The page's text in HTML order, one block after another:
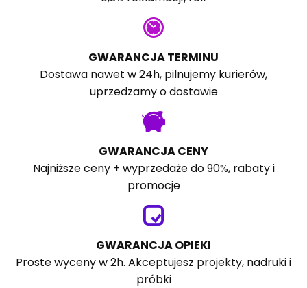
GWARANCJA TERMINU
Dostawa nawet w 24h, pilnujemy kurierów,
uprzedzamy o dostawie
GWARANCJA CENY
Najniższe ceny + wyprzedaże do 90%, rabaty i
promocje
GWARANCJA OPIEKI
Proste wyceny w 2h. Akceptujesz projekty, nadruki i
próbki